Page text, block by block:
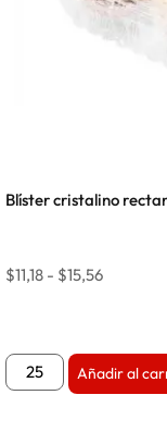
Blíster cristalino
$11,18 - $15,56
Añadir al